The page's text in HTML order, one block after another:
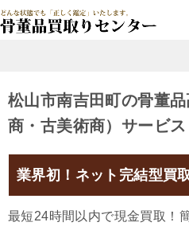
松山市南吉田町の骨董
商・古美術商）サービス
業界初！ネット完結型買
最短24時間以内で現金買取！